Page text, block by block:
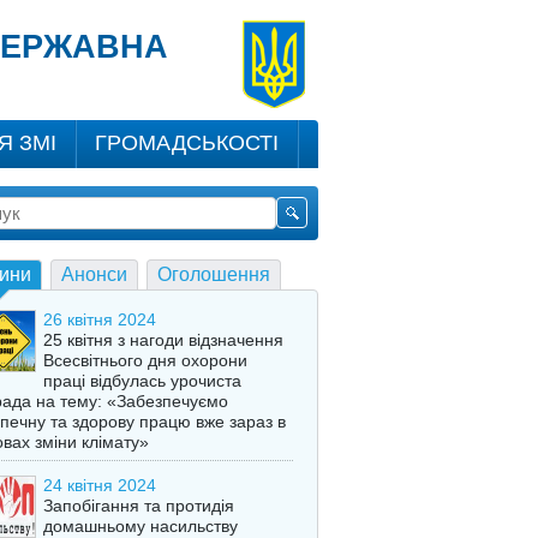
ЗМІ ГРОМАДСЬКОСТІ
Анонси Оголошення
26 квітня 2024
25 квітня з нагоди відзначення
Всесвітнього дня охорони
праці відбулась урочиста
на тему: «Забезпечуємо
та здорову працю вже зараз в
зміни клімату»
24 квітня 2024
Запобігання та протидія
домашньому насильству